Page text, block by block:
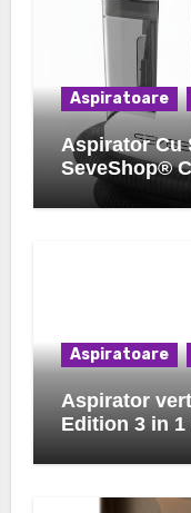
Aspiratoare
Aspirator Cu
SeveShop®
Aspiratoare
Aspirator
Edition 3 in 1